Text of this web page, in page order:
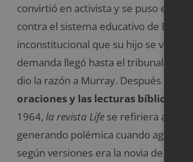
convirtió en activista y se puso en el
contra el sistema educativo de
inconstitucional que su hijo se viera
demanda llegó hasta el tribunal
dio la razón a Murray. Después de
oraciones y las lecturas bíblicas en
1964, la revista Life se refiriera a
generando polémica cuando agredió
según versiones era la novia de su